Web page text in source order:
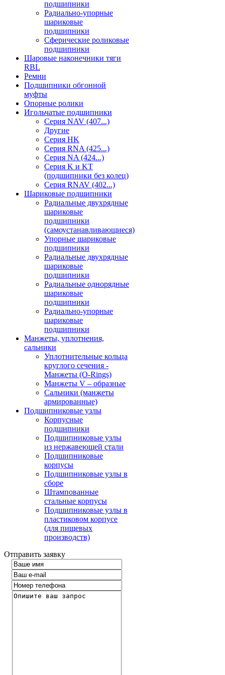
подшипники
Радиально-упорные
шариковые
подшипники
Сферические роликовые
подшипники
Шаровые наконечники тяги
RBL
Ремни
Подшипники обгонной
муфты
Опорные ролики
Игольчатые подшипники
Серия NAV (407...)
Другие
Серия HK
Серия RNA (425...)
Серия NA (424...)
Серия K и KT
(подшипники без колец)
Серия RNAV (402...)
Шариковые подшипники
Радиальные двухрядные
шариковые
подшипники
(самоустанавливающиеся)
Упорные шариковые
подшипники
Радиальные двухрядные
шариковые
подшипники
Радиальные однорядные
шариковые
подшипники
Радиально-упорные
шариковые
подшипники
Манжеты, уплотнения,
сальники
Уплотнительные кольца
круглого сечения -
Манжеты (O-Rings)
Манжеты V – образные
Сальники (манжеты
армированные)
Подшипниковые узлы
Корпусные
подшипники
Подшипниковые узлы
из нержавеющей стали
Подшипниковые
корпусы
Подшипниковые узлы в
сборе
Штампованные
стальные корпусы
Подшипниковые узлы в
пластиковом корпусе
(для пищевых
производств)
Отправить заявку